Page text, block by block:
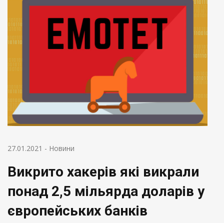
27.01.2021 - Новини
Викрито хакерів які викрали
понад 2,5 мільярда доларів у
європейських банків